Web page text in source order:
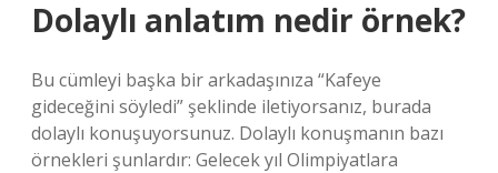
Dolaylı anlatım nedir örnek?
Bu cümleyi başka bir arkadaşınıza “Kafeye
gideceğini söyledi” şeklinde iletiyorsanız, burada
dolaylı konuşuyorsunuz. Dolaylı konuşmanın bazı
örnekleri şunlardır: Gelecek yıl Olimpiyatlara